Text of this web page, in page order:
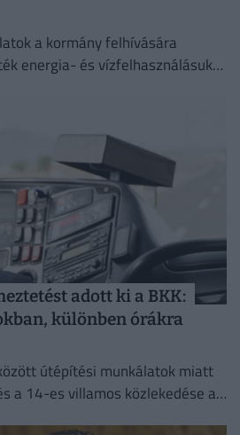
a kormány felhívására
energia- és vízfelhasználásukat
adott ki a BKK:
különben órákra
útépítési munkálatok miatt
a 14-es villamos közlekedése a